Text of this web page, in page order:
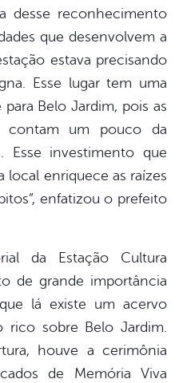
desse reconhecimento
que desenvolvem a
estava precisando
Esse lugar tem uma
Belo Jardim, pois as
contam um pouco da
Esse investimento que
local enriquece as raízes
enfatizou o prefeito
da Estação Cultura
de grande importância
lá existe um acervo
sobre Belo Jardim.
houve a cerimônia
de Memória Viva